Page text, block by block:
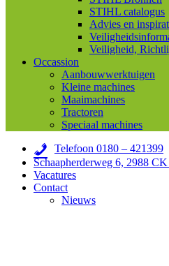
STIHL catalogus
Advies en
Veiligheid,
Occassion
Aanbouwwerktuigen
Kleine machines
Maaimachines
Tractoren
Speciaal machines
Telefoon 0180 – 421399
Schaapherderweg 6, 2988
Vacatures
Contact
Nieuws